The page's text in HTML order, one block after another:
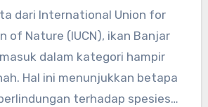
Hadiaty, Kepala Pusat
LIPI, “Ikan Banjar Arwana
spesies yang terancam punah.
itu, penting bagi kita untuk
melestarikan habitatnya agar
dari International Union for
of Nature (IUCN), ikan Banjar
dalam kategori hampir
Hal ini menunjukkan betapa
terhadap spesies